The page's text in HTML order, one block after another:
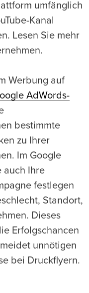
umfänglich
Kanal
Lesen Sie mehr
Werbung auf
AdWords-
bestimmte
zu Ihrer
Im Google
auch Ihre
festlegen
Standort,
Dieses
Erfolgschancen
unnötigen
bei Druckflyern.